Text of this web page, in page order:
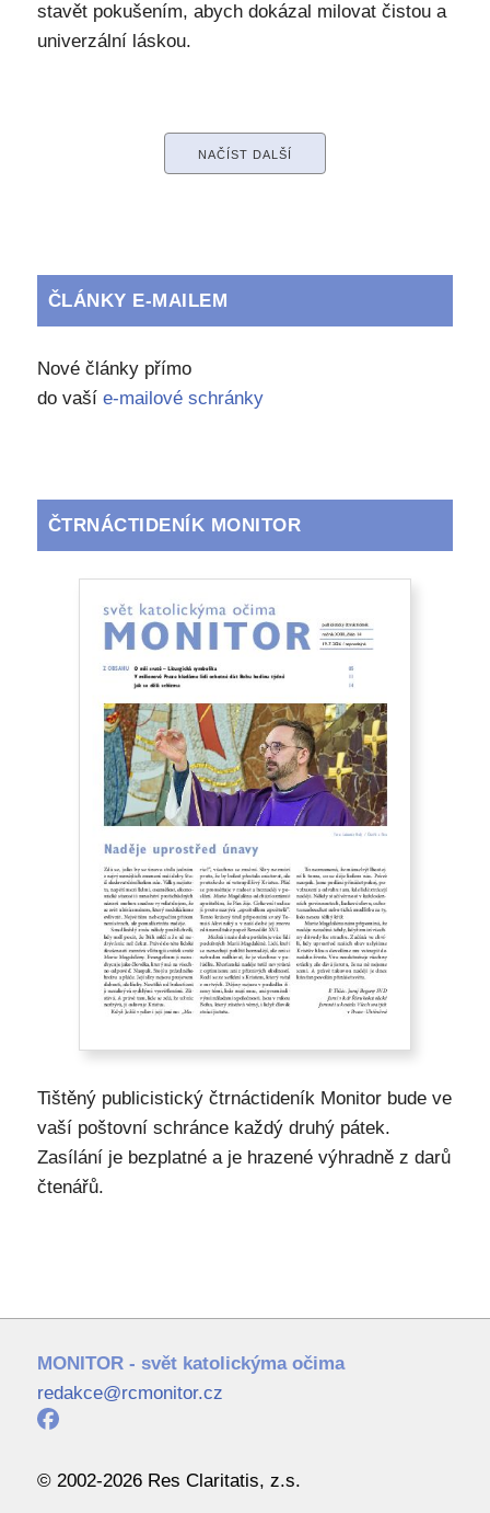
stavět pokušením, abych dokázal milovat čistou a
univerzální láskou.
NAČÍST DALŠÍ
ČLÁNKY E-MAILEM
Nové články přímo
do vaší e-mailové schránky
ČTRNÁCTIDENÍK MONITOR
Tištěný publicistický čtrnáctideník Monitor bude ve
vaší poštovní schránce každý druhý pátek.
Zasílání je bezplatné a je hrazené výhradně z darů
čtenářů.
MONITOR - svět katolickýma očima
redakce@rcmonitor.cz
© 2002-2026 Res Claritatis, z.s.